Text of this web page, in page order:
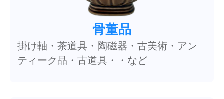
骨董品
掛け軸・茶道具・陶磁器・古美術・アン
ティーク品・古道具・・など